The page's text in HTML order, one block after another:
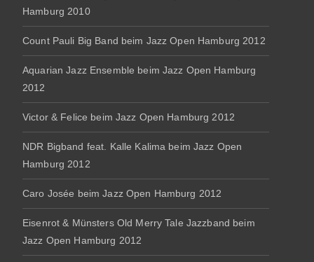
Hamburg 2010
Count Pauli Big Band beim Jazz Open Hamburg 2012
Aquarian Jazz Ensemble beim Jazz Open Hamburg
2012
Victor & Felice beim Jazz Open Hamburg 2012
NDR Bigband feat. Kalle Kalima beim Jazz Open
Hamburg 2012
Caro Josée beim Jazz Open Hamburg 2012
Eisenrot & Münsters Old Merry Tale Jazzband beim
Jazz Open Hamburg 2012